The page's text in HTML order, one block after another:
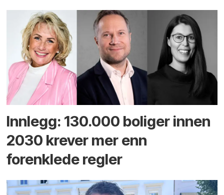
Innlegg: 130.000 boliger innen
2030 krever mer enn
forenklede regler